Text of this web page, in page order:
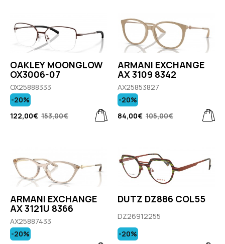
OAKLEY MOONGLOW
OX3006-07
OX25888333
122,00€ 153,00€
-20%
ARMANI EXCHANGE
AX 3109 8342
AX25853827
84,00€ 105,00€
-20%
ARMANI EXCHANGE
AX 3121U 8366
AX25887433
-20%
DUTZ DZ886 COL55
DZ26912255
-20%